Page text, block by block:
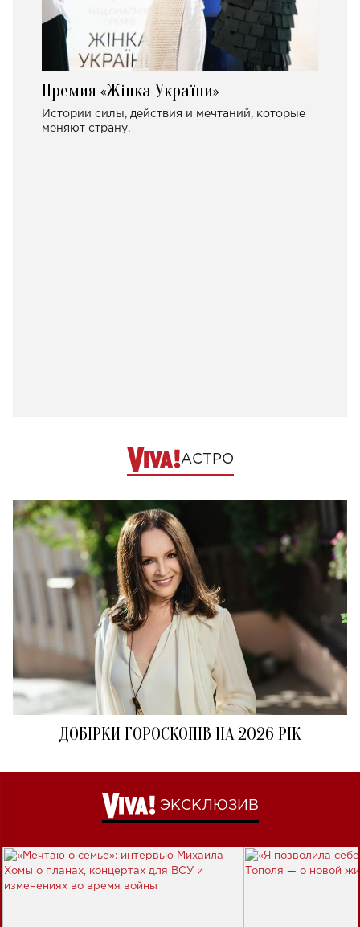
Премия «Жінка України»
Истории силы, действия и мечтаний, которые
меняют страну.
АСТРО
ДОБІРКИ ГОРОСКОПІВ НА 2026 РІК
ЭКСКЛЮЗИВ